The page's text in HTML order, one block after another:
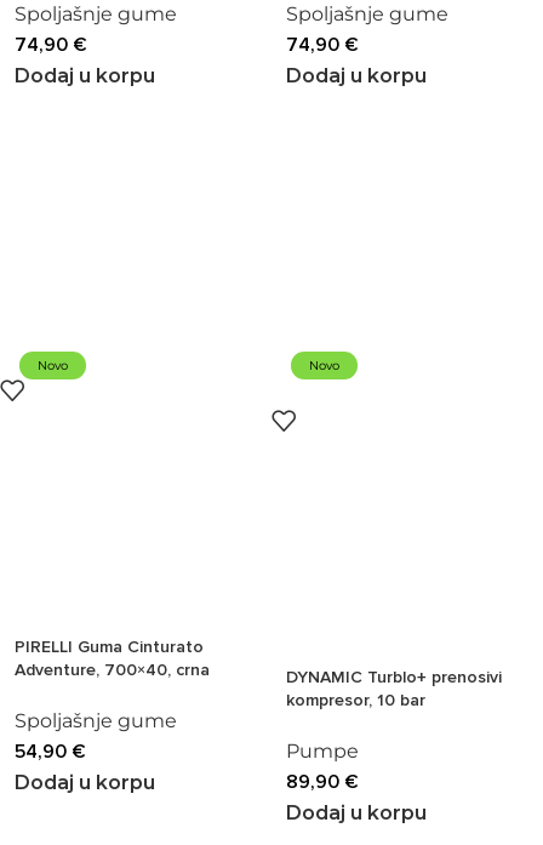
Spoljašnje gume
74,90 €
Dodaj u korpu
Spoljašnje gume
74,90 €
Dodaj u korpu
Novo
PIRELLI Guma Cinturato
Adventure, 700×40, crna
Spoljašnje gume
54,90 €
Dodaj u korpu
Novo
DYNAMIC Turblo+ prenosivi
kompresor, 10 bar
Pumpe
89,90 €
Dodaj u korpu